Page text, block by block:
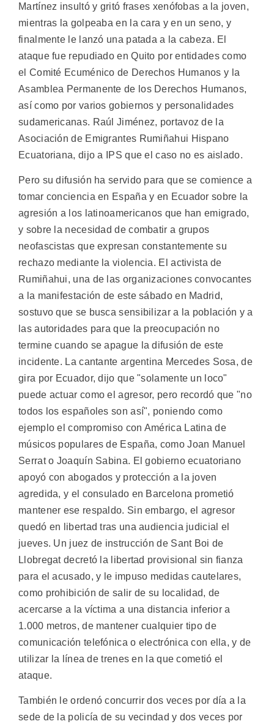
Martínez insultó y gritó frases xenófobas a la joven,
mientras la golpeaba en la cara y en un seno, y
finalmente le lanzó una patada a la cabeza. El
ataque fue repudiado en Quito por entidades como
el Comité Ecuménico de Derechos Humanos y la
Asamblea Permanente de los Derechos Humanos,
así como por varios gobiernos y personalidades
sudamericanas. Raúl Jiménez, portavoz de la
Asociación de Emigrantes Rumiñahui Hispano
Ecuatoriana, dijo a IPS que el caso no es aislado.
Pero su difusión ha servido para que se comience a
tomar conciencia en España y en Ecuador sobre la
agresión a los latinoamericanos que han emigrado,
y sobre la necesidad de combatir a grupos
neofascistas que expresan constantemente su
rechazo mediante la violencia. El activista de
Rumiñahui, una de las organizaciones convocantes
a la manifestación de este sábado en Madrid,
sostuvo que se busca sensibilizar a la población y a
las autoridades para que la preocupación no
termine cuando se apague la difusión de este
incidente. La cantante argentina Mercedes Sosa, de
gira por Ecuador, dijo que "solamente un loco"
puede actuar como el agresor, pero recordó que "no
todos los españoles son así", poniendo como
ejemplo el compromiso con América Latina de
músicos populares de España, como Joan Manuel
Serrat o Joaquín Sabina. El gobierno ecuatoriano
apoyó con abogados y protección a la joven
agredida, y el consulado en Barcelona prometió
mantener ese respaldo. Sin embargo, el agresor
quedó en libertad tras una audiencia judicial el
jueves. Un juez de instrucción de Sant Boi de
Llobregat decretó la libertad provisional sin fianza
para el acusado, y le impuso medidas cautelares,
como prohibición de salir de su localidad, de
acercarse a la víctima a una distancia inferior a
1.000 metros, de mantener cualquier tipo de
comunicación telefónica o electrónica con ella, y de
utilizar la línea de trenes en la que cometió el
ataque.
También le ordenó concurrir dos veces por día a la
sede de la policía de su vecindad y dos veces por